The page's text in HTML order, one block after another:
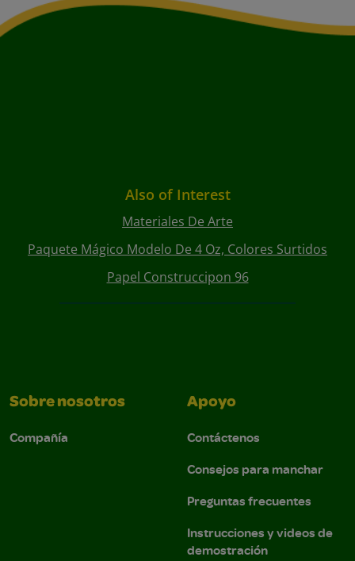
Also of Interest
Materiales De Arte
Paquete Mágico Modelo De 4 Oz, Colores Surtidos
Papel Construccipon 96
Sobre nosotros
Compañía
Apoyo
Contáctenos
Consejos para manchar
Preguntas frecuentes
Instrucciones y videos de
demostración